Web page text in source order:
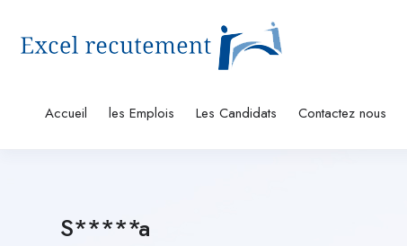
Accueil les Emplois Les Candidats Contactez nous
S*****a